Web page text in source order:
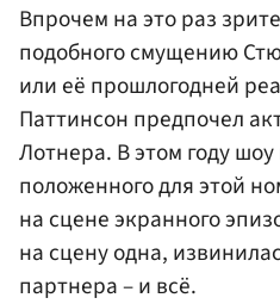
Впрочем на это раз
подобного смущению
или её прошлогодней
Паттинсон предпочел
Лотнера. В этом году
положенного для этой
на сцене экранного
на сцену одна,
партнера – и всё.